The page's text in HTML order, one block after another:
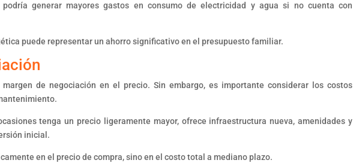
generar mayores gastos en consumo de electricidad y agua si no cuenta con
puede representar un ahorro significativo en el presupuesto familiar.
de negociación en el precio. Sin embargo, es importante considerar los costos
tenga un precio ligeramente mayor, ofrece infraestructura nueva, amenidades y
inicial.
en el precio de compra, sino en el costo total a mediano plazo.